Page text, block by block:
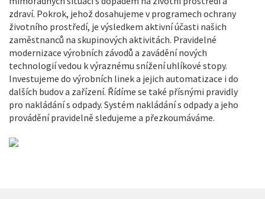
zdraví. Pokrok, jehož dosahujeme v programech ochrany
životního prostředí, je výsledkem aktivní účasti našich
zaměstnanců na skupinových aktivitách. Pravidelné
modernizace výrobních závodů a zavádění nových
technologií vedou k výraznému snížení uhlíkové stopy.
Investujeme do výrobních linek a jejich automatizace i do
dalších budov a zařízení. Řídíme se také přísnými pravidly
pro nakládání s odpady. Systém nakládání s odpady a jeho
provádění pravidelně sledujeme a přezkoumáváme.